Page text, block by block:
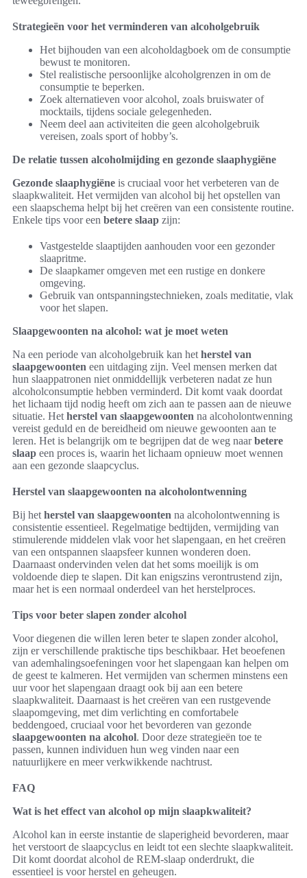
Strategieën voor het verminderen van alcoholgebruik
Het bijhouden van een alcoholdagboek om de consumptie
bewust te monitoren.
Stel realistische persoonlijke alcoholgrenzen in om de
consumptie te beperken.
Zoek alternatieven voor alcohol, zoals bruiswater of
mocktails, tijdens sociale gelegenheden.
Neem deel aan activiteiten die geen alcoholgebruik
vereisen, zoals sport of hobby’s.
De relatie tussen alcoholmijding en gezonde slaaphygiëne
Gezonde slaaphygiëne is cruciaal voor het verbeteren van de
slaapkwaliteit. Het vermijden van alcohol bij het opstellen van
een slaapschema helpt bij het creëren van een consistente routine.
Enkele tips voor een betere slaap zijn:
Vastgestelde slaaptijden aanhouden voor een gezonder
slaapritme.
De slaapkamer omgeven met een rustige en donkere
omgeving.
Gebruik van ontspanningstechnieken, zoals meditatie, vlak
voor het slapen.
Slaapgewoonten na alcohol: wat je moet weten
Na een periode van alcoholgebruik kan het herstel van
slaapgewoonten een uitdaging zijn. Veel mensen merken dat
hun slaappatronen niet onmiddellijk verbeteren nadat ze hun
alcoholconsumptie hebben verminderd. Dit komt vaak doordat
het lichaam tijd nodig heeft om zich aan te passen aan de nieuwe
situatie. Het herstel van slaapgewoonten na alcoholontwenning
vereist geduld en de bereidheid om nieuwe gewoonten aan te
leren. Het is belangrijk om te begrijpen dat de weg naarbetere
slaap een proces is, waarin het lichaam opnieuw moet wennen
aan een gezonde slaapcyclus.
Herstel van slaapgewoonten na alcoholontwenning
Bij het herstel van slaapgewoonten na alcoholontwenning is
consistentie essentieel. Regelmatige bedtijden, vermijding van
stimulerende middelen vlak voor het slapengaan, en het creëren
van een ontspannen slaapsfeer kunnen wonderen doen.
Daarnaast ondervinden velen dat het soms moeilijk is om
voldoende diep te slapen. Dit kan enigszins verontrustend zijn,
maar het is een normaal onderdeel van het herstelproces.
Tips voor beter slapen zonder alcohol
Voor diegenen die willen leren beter te slapen zonder alcohol,
zijn er verschillende praktische tips beschikbaar. Het beoefenen
van ademhalingsoefeningen voor het slapengaan kan helpen om
de geest te kalmeren. Het vermijden van schermen minstens een
uur voor het slapengaan draagt ook bij aan een betere
slaapkwaliteit. Daarnaast is het creëren van een rustgevende
slaapomgeving, met dim verlichting en comfortabele
beddengoed, cruciaal voor het bevorderen van gezonde
slaapgewoonten na alcohol. Door deze strategieën toe te
passen, kunnen individuen hun weg vinden naar een
natuurlijkere en meer verkwikkende nachtrust.
FAQ
Wat is het effect van alcohol op mijn slaapkwaliteit?
Alcohol kan in eerste instantie de slaperigheid bevorderen, maar
het verstoort de slaapcyclus en leidt tot een slechte slaapkwaliteit.
Dit komt doordat alcohol de REM-slaap onderdrukt, die
essentieel is voor herstel en geheugen.